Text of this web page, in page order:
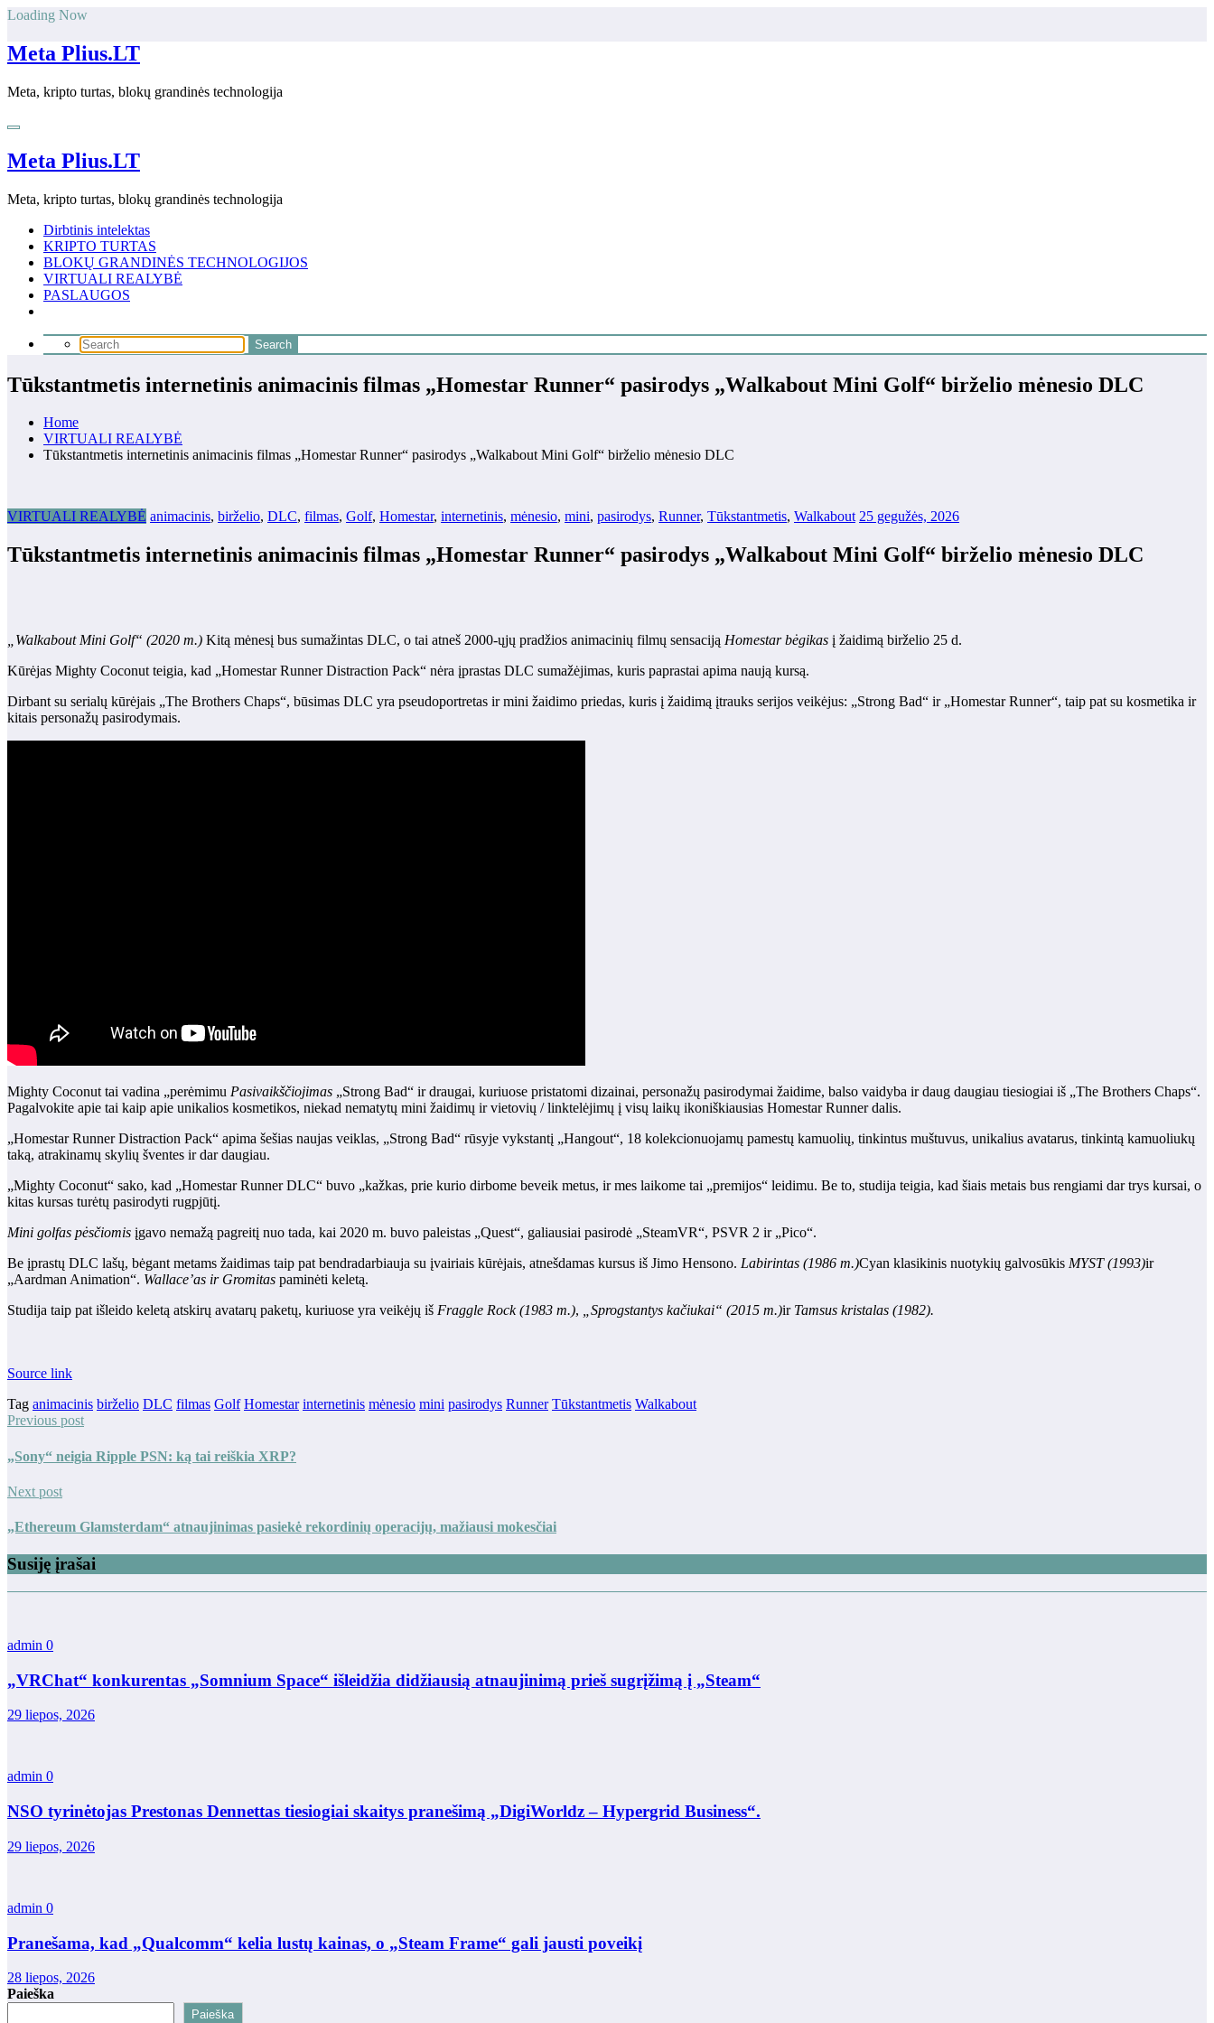
Skip
content
Loading Now
Meta Plius.LT
Meta, kripto turtas, blokų grandinės technologija
Meta Plius.LT
Meta, kripto turtas, blokų grandinės technologija
Dirbtinis intelektas
KRIPTO TURTAS
BLOKŲ GRANDINĖS TECHNOLOGIJOS
VIRTUALI REALYBĖ
PASLAUGOS
Tūkstantmetis internetinis animacinis filmas „Homestar Runner“ pasirodys „Walkabout Mini Golf“ birželio mėnesio DLC
Home
VIRTUALI REALYBĖ
Tūkstantmetis internetinis animacinis filmas „Homestar Runner“ pasirodys „Walkabout Mini Golf“ birželio mėnesio DLC
VIRTUALI REALYBĖ animacinis, birželio, DLC, filmas, Golf, Homestar, internetinis, mėnesio, mini, pasirodys, Runner, Tūkstantmetis, Walkabout 25 gegužės, 2026
Tūkstantmetis internetinis animacinis filmas „Homestar Runner“ pasirodys „Walkabout Mini Golf“ birželio mėnesio DLC
„Walkabout Mini Golf“ (2020 m.) Kitą mėnesį bus sumažintas DLC, o tai atneš 2000-ųjų pradžios animacinių filmų sensaciją Homestar bėgikas į žaidimą birželio 25 d.
Kūrėjas Mighty Coconut teigia, kad „Homestar Runner Distraction Pack“ nėra įprastas DLC sumažėjimas, kuris paprastai apima naują kursą.
Dirbant su serialų kūrėjais „The Brothers Chaps“, būsimas DLC yra pseudoportretas ir mini žaidimo priedas, kuris į žaidimą įtrauks serijos veikėjus: „Strong Bad“ ir „Homestar Runner“, taip pat su kosmetika ir
kitais personažų pasirodymais.
Mighty Coconut tai vadina „perėmimu Pasivaikščiojimas „Strong Bad“ ir draugai, kuriuose pristatomi dizainai, personažų pasirodymai žaidime, balso vaidyba ir daug daugiau tiesiogiai iš „The Brothers Chaps“.
Pagalvokite apie tai kaip apie unikalios kosmetikos, niekad nematytų mini žaidimų ir vietovių / linktelėjimų į visų laikų ikoniškiausias Homestar Runner dalis.
„Homestar Runner Distraction Pack“ apima šešias naujas veiklas, „Strong Bad“ rūsyje vykstantį „Hangout“, 18 kolekcionuojamų pamestų kamuolių, tinkintus muštuvus, unikalius avatarus, tinkintą kamuoliukų
taką, atrakinamų skylių šventes ir dar daugiau.
„Mighty Coconut“ sako, kad „Homestar Runner DLC“ buvo „kažkas, prie kurio dirbome beveik metus, ir mes laikome tai „premijos“ leidimu. Be to, studija teigia, kad šiais metais bus rengiami dar trys kursai, o
kitas kursas turėtų pasirodyti rugpjūtį.
Mini golfas pėsčiomis įgavo nemažą pagreitį nuo tada, kai 2020 m. buvo paleistas „Quest“, galiausiai pasirodė „SteamVR“, PSVR 2 ir „Pico“.
Be įprastų DLC lašų, ​​bėgant metams žaidimas taip pat bendradarbiauja su įvairiais kūrėjais, atnešdamas kursus iš Jimo Hensono. Labirintas (1986 m.)Cyan klasikinis nuotykių galvosūkis MYST (1993)ir
„Aardman Animation“. Wallace’as ir Gromitas paminėti keletą.
Studija taip pat išleido keletą atskirų avatarų paketų, kuriuose yra veikėjų iš Fraggle Rock (1983 m.), „Sprogstantys kačiukai“ (2015 m.)ir Tamsus kristalas (1982).
Source link
Tag animacinis birželio DLC filmas Golf Homestar internetinis mėnesio mini pasirodys Runner Tūkstantmetis Walkabout
Previous post
„Sony“ neigia Ripple PSN: ką tai reiškia XRP?
Next post
„Ethereum Glamsterdam“ atnaujinimas pasiekė rekordinių operacijų, mažiausi mokesčiai
Susiję įrašai
admin 0
„VRChat“ konkurentas „Somnium Space“ išleidžia didžiausią atnaujinimą prieš sugrįžimą į „Steam“
29 liepos, 2026
admin 0
NSO tyrinėtojas Prestonas Dennettas tiesiogiai skaitys pranešimą „DigiWorldz – Hypergrid Business“.
29 liepos, 2026
admin 0
Pranešama, kad „Qualcomm“ kelia lustų kainas, o „Steam Frame“ gali jausti poveikį
28 liepos, 2026
Paieška
Paieška